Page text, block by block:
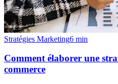
Stratégies Marketing6 min
Comment élaborer une
commerce